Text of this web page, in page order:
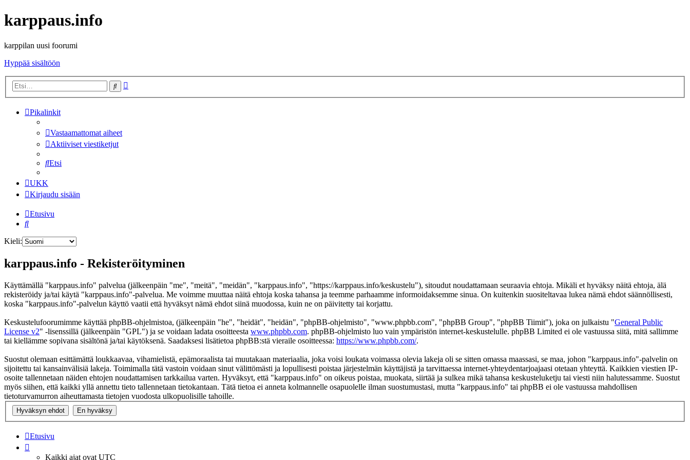
karppaus.info
karppilan uusi foorumi
Hyppää sisältöön
Etsi
Pikalinkit
Vastaamattomat aiheet
Aktiiviset viestiketjut
Etsi
UKK
Kirjaudu sisään
Etusivu
Etsi
Kieli:
karppaus.info - Rekisteröityminen
Käyttämällä "karppaus.info" palvelua (jälkeenpäin "me", "meitä", "meidän", "karppaus.info", "https://karppaus.info/keskustelu"), sitoudut noudattamaan seuraavia ehtoja. Mikäli et hyväksy näitä ehtoja, älä
rekisteröidy ja/tai käytä "karppaus.info"-palvelua. Me voimme muuttaa näitä ehtoja koska tahansa ja teemme parhaamme informoidaksemme sinua. On kuitenkin suositeltavaa lukea nämä ehdot säännöllisesti,
koska "karppaus.info"-palvelun käyttö vaatii että hyväksyt nämä ehdot siinä muodossa, kuin ne on päivitetty tai korjattu.
Keskustelufoorumimme käyttää phpBB-ohjelmistoa, (jälkeenpäin "he", "heidät", "heidän", "phpBB-ohjelmisto", "www.phpbb.com", "phpBB Group", "phpBB Tiimit"), joka on julkaistu "General Public
License v2" -lisenssillä (jälkeenpäin "GPL") ja se voidaan ladata osoitteesta www.phpbb.com. phpBB-ohjelmisto luo vain ympäristön internet-keskustelulle. phpBB Limited ei ole vastuussa siitä, mitä sallimme
tai kiellämme sopivana sisältönä ja/tai käytöksenä. Saadaksesi lisätietoa phpBB:stä vieraile osoitteessa: https://www.phpbb.com/.
Suostut olemaan esittämättä loukkaavaa, vihamielistä, epämoraalista tai muutakaan materiaalia, joka voisi loukata voimassa olevia lakeja oli se sitten omassa maassasi, se maa, johon "karppaus.info"-palvelin on
sijoitettu tai kansainvälisiä lakeja. Toimimalla tätä vastoin voidaan sinut välittömästi ja lopullisesti poistaa järjestelmän käyttäjistä ja tarvittaessa internet-yhteydentarjoajaasi otetaan yhteyttä. Kaikkien viestien IP-
osoite tallennetaan näiden ehtojen noudattamisen tarkkailua varten. Hyväksyt, että "karppaus.info" on oikeus poistaa, muokata, siirtää ja sulkea mikä tahansa keskusteluketju tai viesti niin halutessamme. Suostut
myös siihen, että kaikki yllä annettu tieto tallennetaan tietokantaan. Tätä tietoa ei anneta kolmannelle osapuolelle ilman suostumustasi, mutta "karppaus.info" tai phpBB ei ole vastuussa mahdollisen
tietoturvamurron aiheuttamasta tietojen vuodosta ulkopuolisille tahoille.
Etusivu
Kaikki ajat ovat UTC